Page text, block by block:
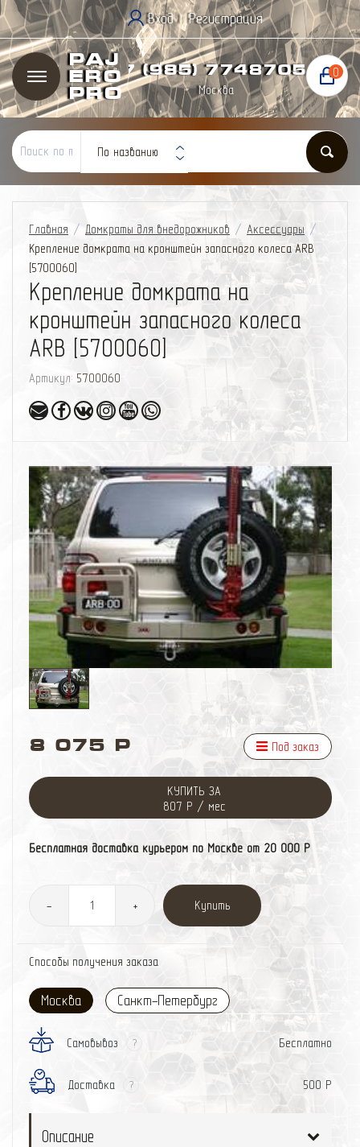
Вход | Регистрация
Paj
ero
Pro
+7 (985) 7748705
Москва
0
По названию
Главная / Домкраты для внедорожников / Аксессуары /
Крепление домкрата на кронштейн запасного колеса ARB
[5700060]
Крепление домкрата на
кронштейн запасного колеса
ARB [5700060]
Артикул: 5700060
8 075 Р Под заказ
КУПИТЬ ЗА
807 Р / мес
Бесплатная доставка курьером по Москве от 20 000 Р
- + Купить
Способы получения заказа
Москва Санкт-Петербург
Самовывоз ? Бесплатно
Доставка ? 500 Р
Описание